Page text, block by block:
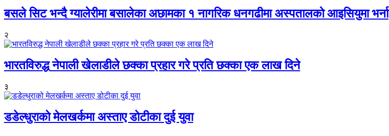
बसले सिट भन्दै ग्यालेरीमा बसालेका अछामका १ नागरिक धनगढीमा अस्पतालको आइसियुमा भर्ना
२
भारतविरुद्ध नेपाली खेलाडीले छक्का प्रहार गरे प्रति छक्का एक लाख दिने
३
डडेल्धुराको मेलखर्कमा अस्ताए डोटीका दुई युवा